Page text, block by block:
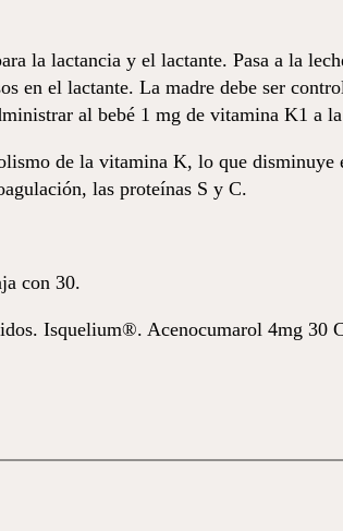
la lactancia y el lactante. Pasa a la
en el lactante. La madre debe ser
al bebé 1 mg de vitamina K1 a
de la vitamina K, lo que disminuye
las proteínas S y C.
con 30.
Isquelium®. Acenocumarol 4mg 30